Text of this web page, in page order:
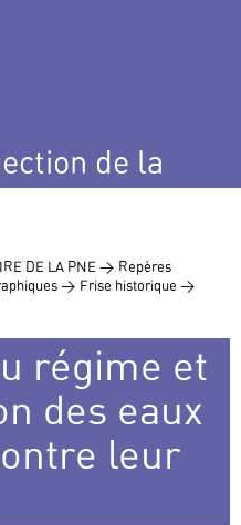
de la
DE LA PNE > Repères
> Frise historique >
régime et
des eaux
leur